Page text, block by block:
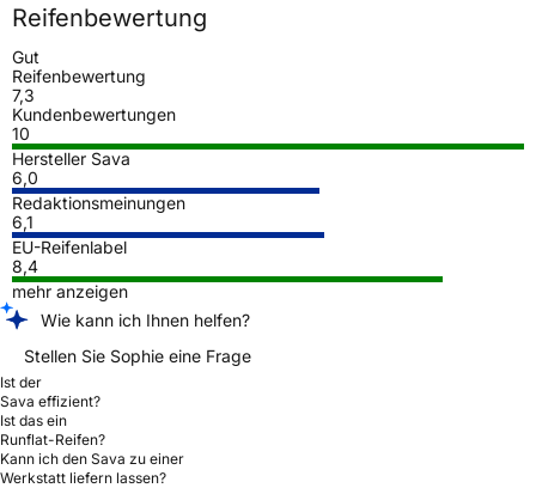
Reifenbewertung
Gut
Reifenbewertung
7,3
Kundenbewertungen
10
Hersteller Sava
6,0
Redaktionsmeinungen
6,1
EU-Reifenlabel
8,4
mehr anzeigen
Wie kann ich Ihnen helfen?
Stellen Sie Sophie eine Frage
Ist der
Sava effizient?
Ist das ein
Runflat-Reifen?
Kann ich den Sava zu einer
Werkstatt liefern lassen?